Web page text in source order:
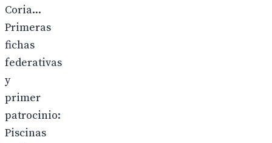
Coria...
Primeras
fichas
federativas
y
primer
patrocinio:
Piscinas